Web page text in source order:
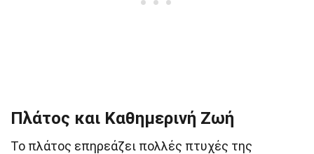
Πλάτος και Καθημερινή Ζωή
Το πλάτος επηρεάζει πολλές πτυχές της